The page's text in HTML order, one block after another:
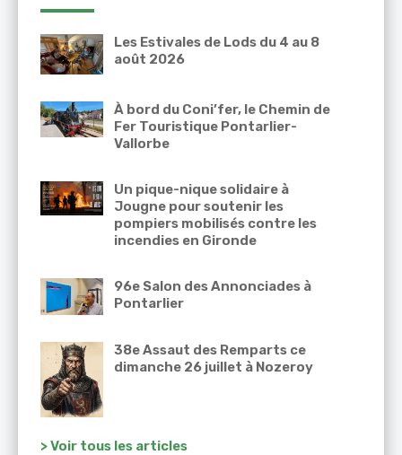
Les Estivales de Lods du 4 au 8
août 2026
À bord du Coni’fer, le Chemin de
Fer Touristique Pontarlier-
Vallorbe
Un pique-nique solidaire à
Jougne pour soutenir les
pompiers mobilisés contre les
incendies en Gironde
96e Salon des Annonciades à
Pontarlier
38e Assaut des Remparts ce
dimanche 26 juillet à Nozeroy
> Voir tous les articles